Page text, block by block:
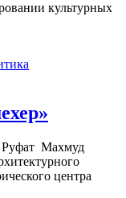
культурных
Руфат Махмуд
центра